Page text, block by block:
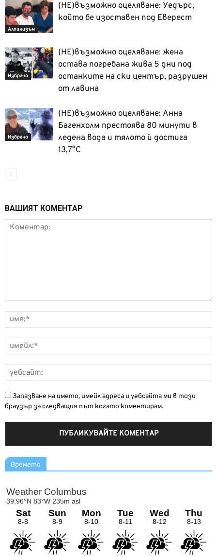
Алпинизъм
(НЕ)възможно оцеляване: Уедърс,
който бе изоставен под Еверест
Избрано
(НЕ)възможно оцеляване: жена
остава погребана жива 5 дни под
останките на ски център, разрушен
от лавина
Избрано
(НЕ)възможно оцеляване: Анна
Багенхолм престоява 80 минути в
ледена вода и тялото ѝ достига
13,7°C
ВАШИЯТ КОМЕНТАР
Запазване на името, имейл адреса и уебсайта ми в този
браузър за следващия път когато коментирам.
Времето